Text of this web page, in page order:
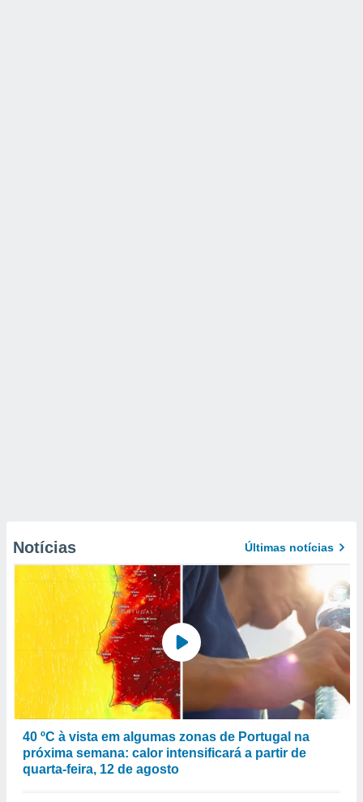
Notícias Últimas notícias
40 ºC à vista em algumas zonas de Portugal na
próxima semana: calor intensificará a partir de
quarta-feira, 12 de agosto